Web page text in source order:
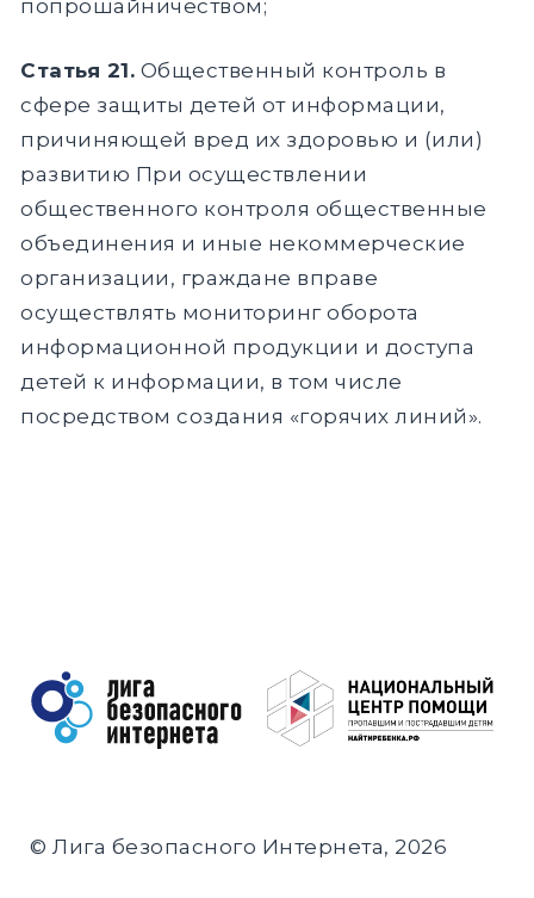
попрошайничеством;
Статья 21. Общественный контроль в
сфере защиты детей от информации,
причиняющей вред их здоровью и (или)
развитию При осуществлении
общественного контроля общественные
объединения и иные некоммерческие
организации, граждане вправе
осуществлять мониторинг оборота
информационной продукции и доступа
детей к информации, в том числе
посредством создания «горячих линий».
© Лига безопасного Интернета, 2026